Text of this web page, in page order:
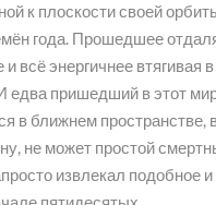
к плоскости своей
года. Прошедшее
и всё энергичнее
едва пришедший в этот
в ближнем пространстве,
не может простой
извлекал подобное